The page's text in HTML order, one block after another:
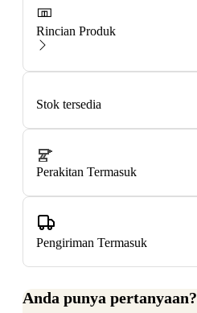
Rincian Produk
Stok tersedia
Perakitan Termasuk
Pengiriman Termasuk
Anda punya pertanyaan?